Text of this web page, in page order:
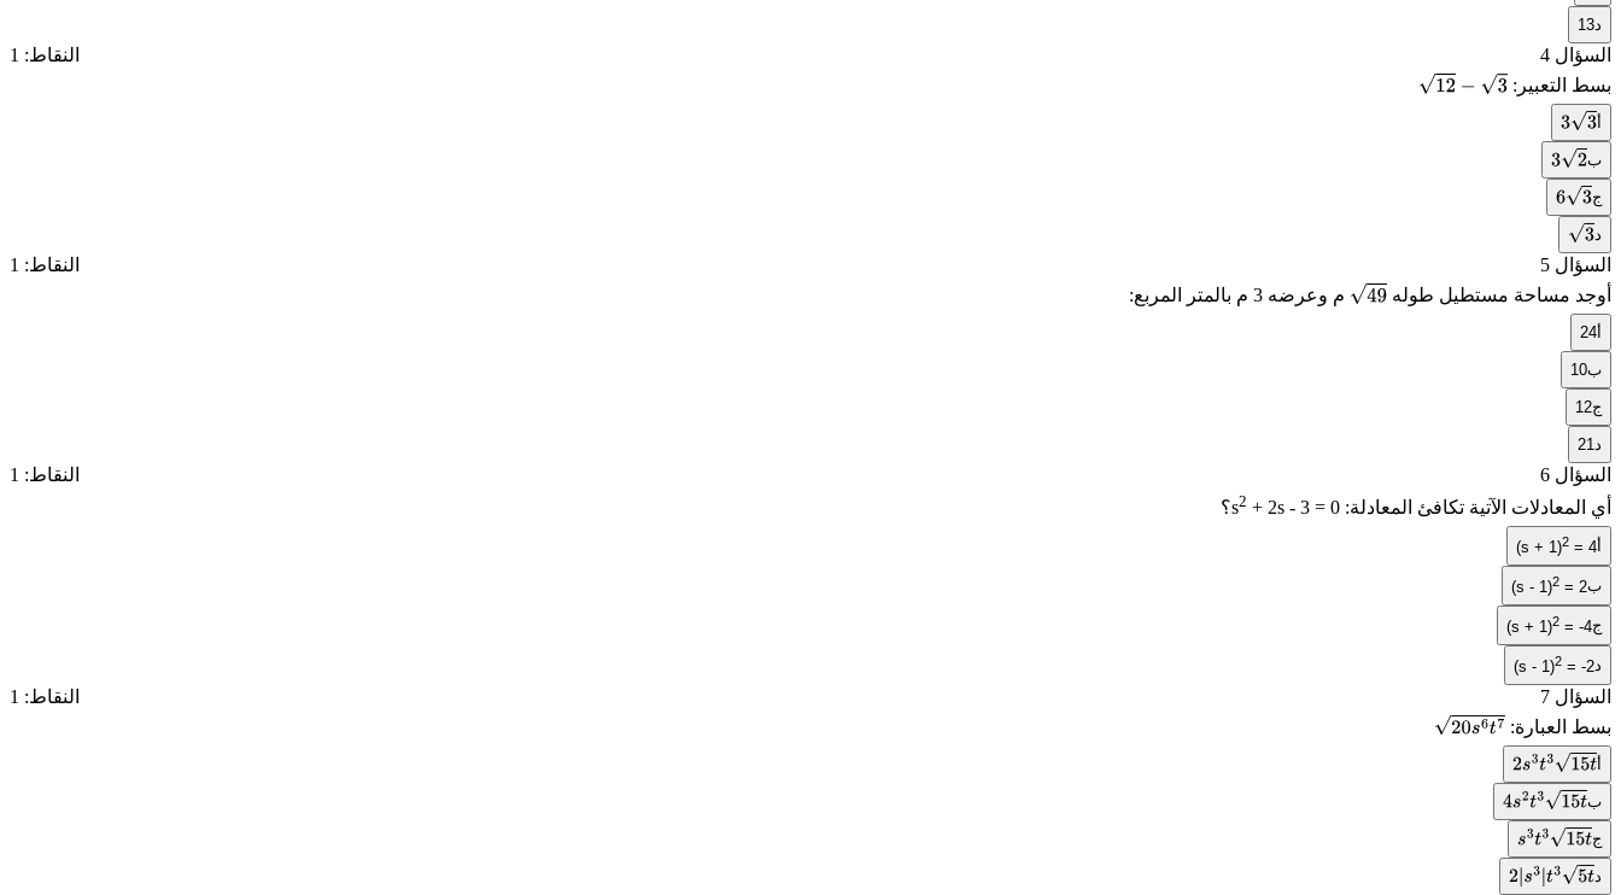
د13
السؤال 4
النقاط: 1
بسط التعبير:
12−3
أ 33
ب
32
ج
63
د
3
السؤال 5
النقاط: 1
أوجد مساحة مستطيل طوله
49 م وعرضه 3 م بالمتر المربع:
أ24
ب10
ج12
د21
السؤال 6
النقاط: 1
أي المعادلات الآتية تكافئ المعادلة:
s2 + 2s - 3 = 0 ؟
أ (s + 1)2 = 4
ب (s - 1)2 = 2
ج (s + 1)2 = -4
د (s - 1)2 = -2
السؤال 7
النقاط: 1
بسط العبارة:
20s6t7
أ 2s3 t3 15 t
ب
4s2 t3 15 t
ج
s3 t3 15 t
د
2|s3 t3 t